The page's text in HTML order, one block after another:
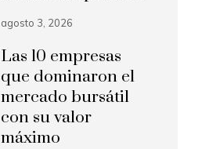
agosto 3, 2026
Las 10 empresas
que dominaron el
mercado bursátil
con su valor
máximo